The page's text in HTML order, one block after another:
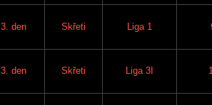
3. den Skřeti Liga 1
3. den Skřeti Liga 3I